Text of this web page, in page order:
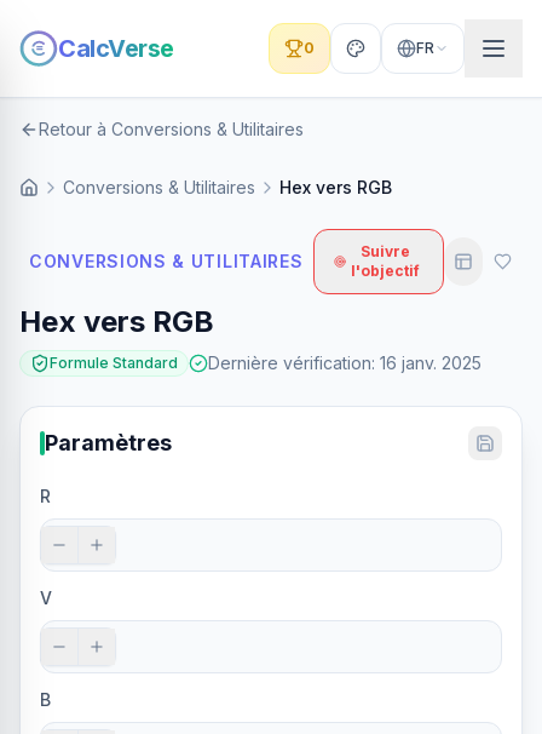
CalcVerse 0 FR
Retour à Conversions & Utilitaires
Conversions & Utilitaires Hex vers RGB
CONVERSIONS & UTILITAIRES
Suivre
l'objectif
Hex vers RGB
Formule Standard Dernière vérification: 16 janv. 2025
Paramètres
R
V
B